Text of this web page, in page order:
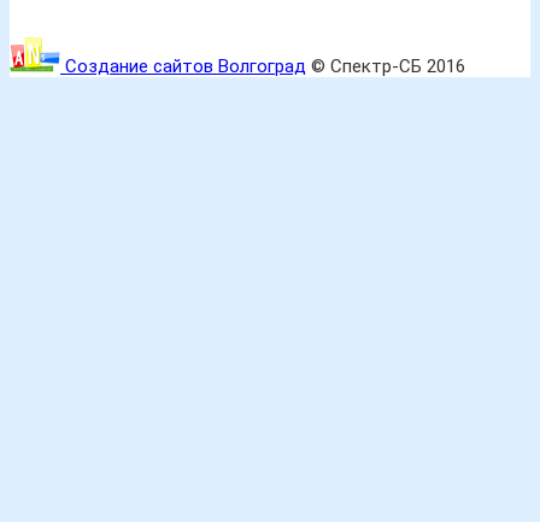
Создание сайтов Волгоград © Спектр-СБ 2016